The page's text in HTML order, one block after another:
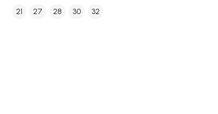
21 27 28 30 32